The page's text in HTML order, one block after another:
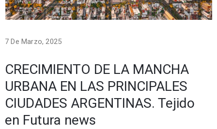
7 De Marzo, 2025
CRECIMIENTO DE LA MANCHA
URBANA EN LAS PRINCIPALES
CIUDADES ARGENTINAS. Tejido
en Futura news